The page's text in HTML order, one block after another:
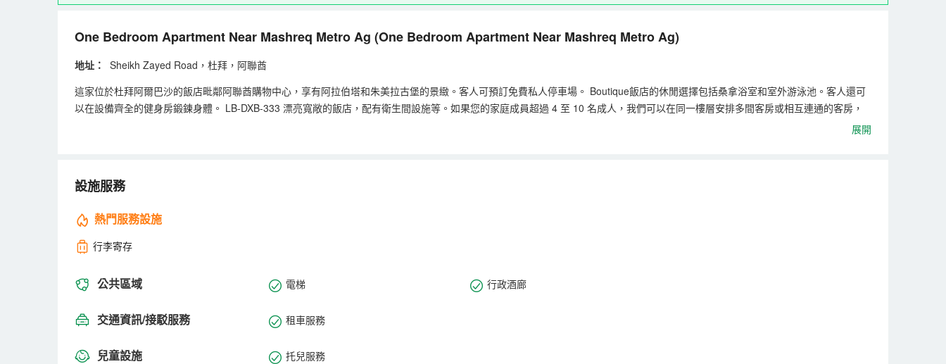
One Bedroom Apartment Near Mashreq Metro Ag (One Bedroom Apartment Near Mashreq Metro Ag)
地址：
Sheikh Zayed Road，杜拜，阿聯酋
這家位於杜拜阿爾巴沙的飯店毗鄰阿聯酋購物中心，享有阿拉伯塔和朱美拉古堡的景緻。客人可預訂免費私人停車場。 Boutique飯店的休閒選擇包括桑拿浴室和室外游泳池。客人還可
以在設備齊全的健身房鍛鍊身體。 LB-DXB-333 漂亮寬敞的飯店，配有衛生間設施等。如果您的家庭成員超過 4 至 10 名成人，我們可以在同一樓層安排多間客房或相互連通的客房，
讓您在同一個地方感到舒適，但需視供應情況而定，並需提前通知。標準入住時間為下午 2 點（14:00） 標準退房時間為中午 12 點（12:00） 24 小時 提供入住和退房服務 可提前入住
展開
設施服務
熱門服務設施
行李寄存
公共區域 電梯 行政酒廊
交通資訊/接駁服務 租車服務
兒童設施 托兒服務